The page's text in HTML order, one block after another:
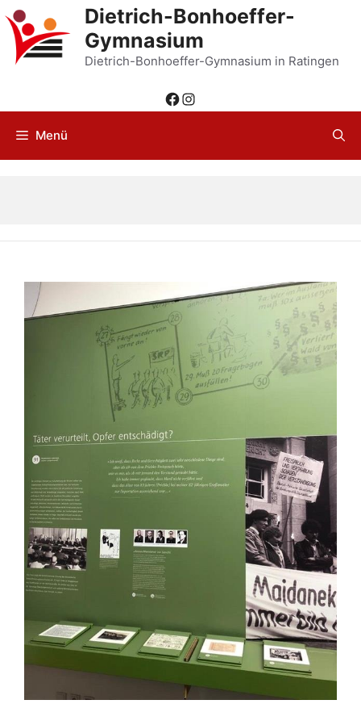
Zum
Inhalt
springen
Dietrich-Bonhoeffer-
Gymnasium
Dietrich-Bonhoeffer-Gymnasium in Ratingen
Facebook
Instagram
Menü